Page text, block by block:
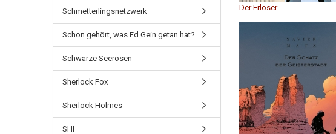
Der Erlöser
Schmetterlingsnetzwerk
Schon gehört, was Ed Gein getan hat?
Schwarze Seerosen
Sherlock Fox
Sherlock Holmes
SHI